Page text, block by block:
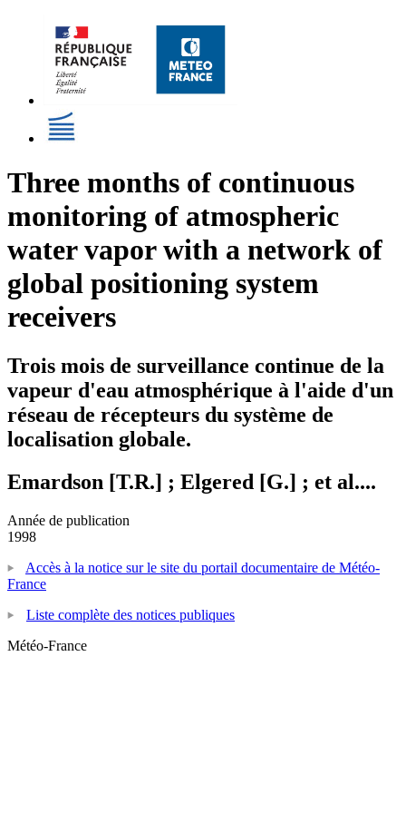
Three months of continuous
monitoring of atmospheric
water vapor with a network of
global positioning system
receivers
Trois mois de surveillance continue de la
vapeur d'eau atmosphérique à l'aide d'un
réseau de récepteurs du système de
localisation globale.
Emardson [T.R.] ; Elgered [G.] ; et al....
Année de publication
1998
Accès à la notice sur le site du portail documentaire de Météo-
France
Liste complète des notices publiques
Météo-France